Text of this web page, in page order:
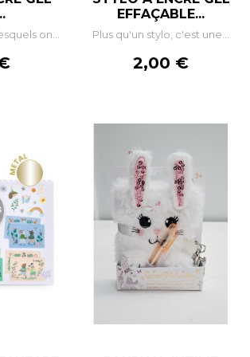
on...
EFFAÇABLE...
Plus qu'un stylo, c'est une...
Prix
2,00 €